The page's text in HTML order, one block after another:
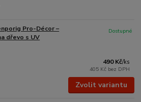
Pro-Décor –
dřevo s UV
490 Kč/ks
405 Kč bez DPH
Dostupné
Zvolit variantu